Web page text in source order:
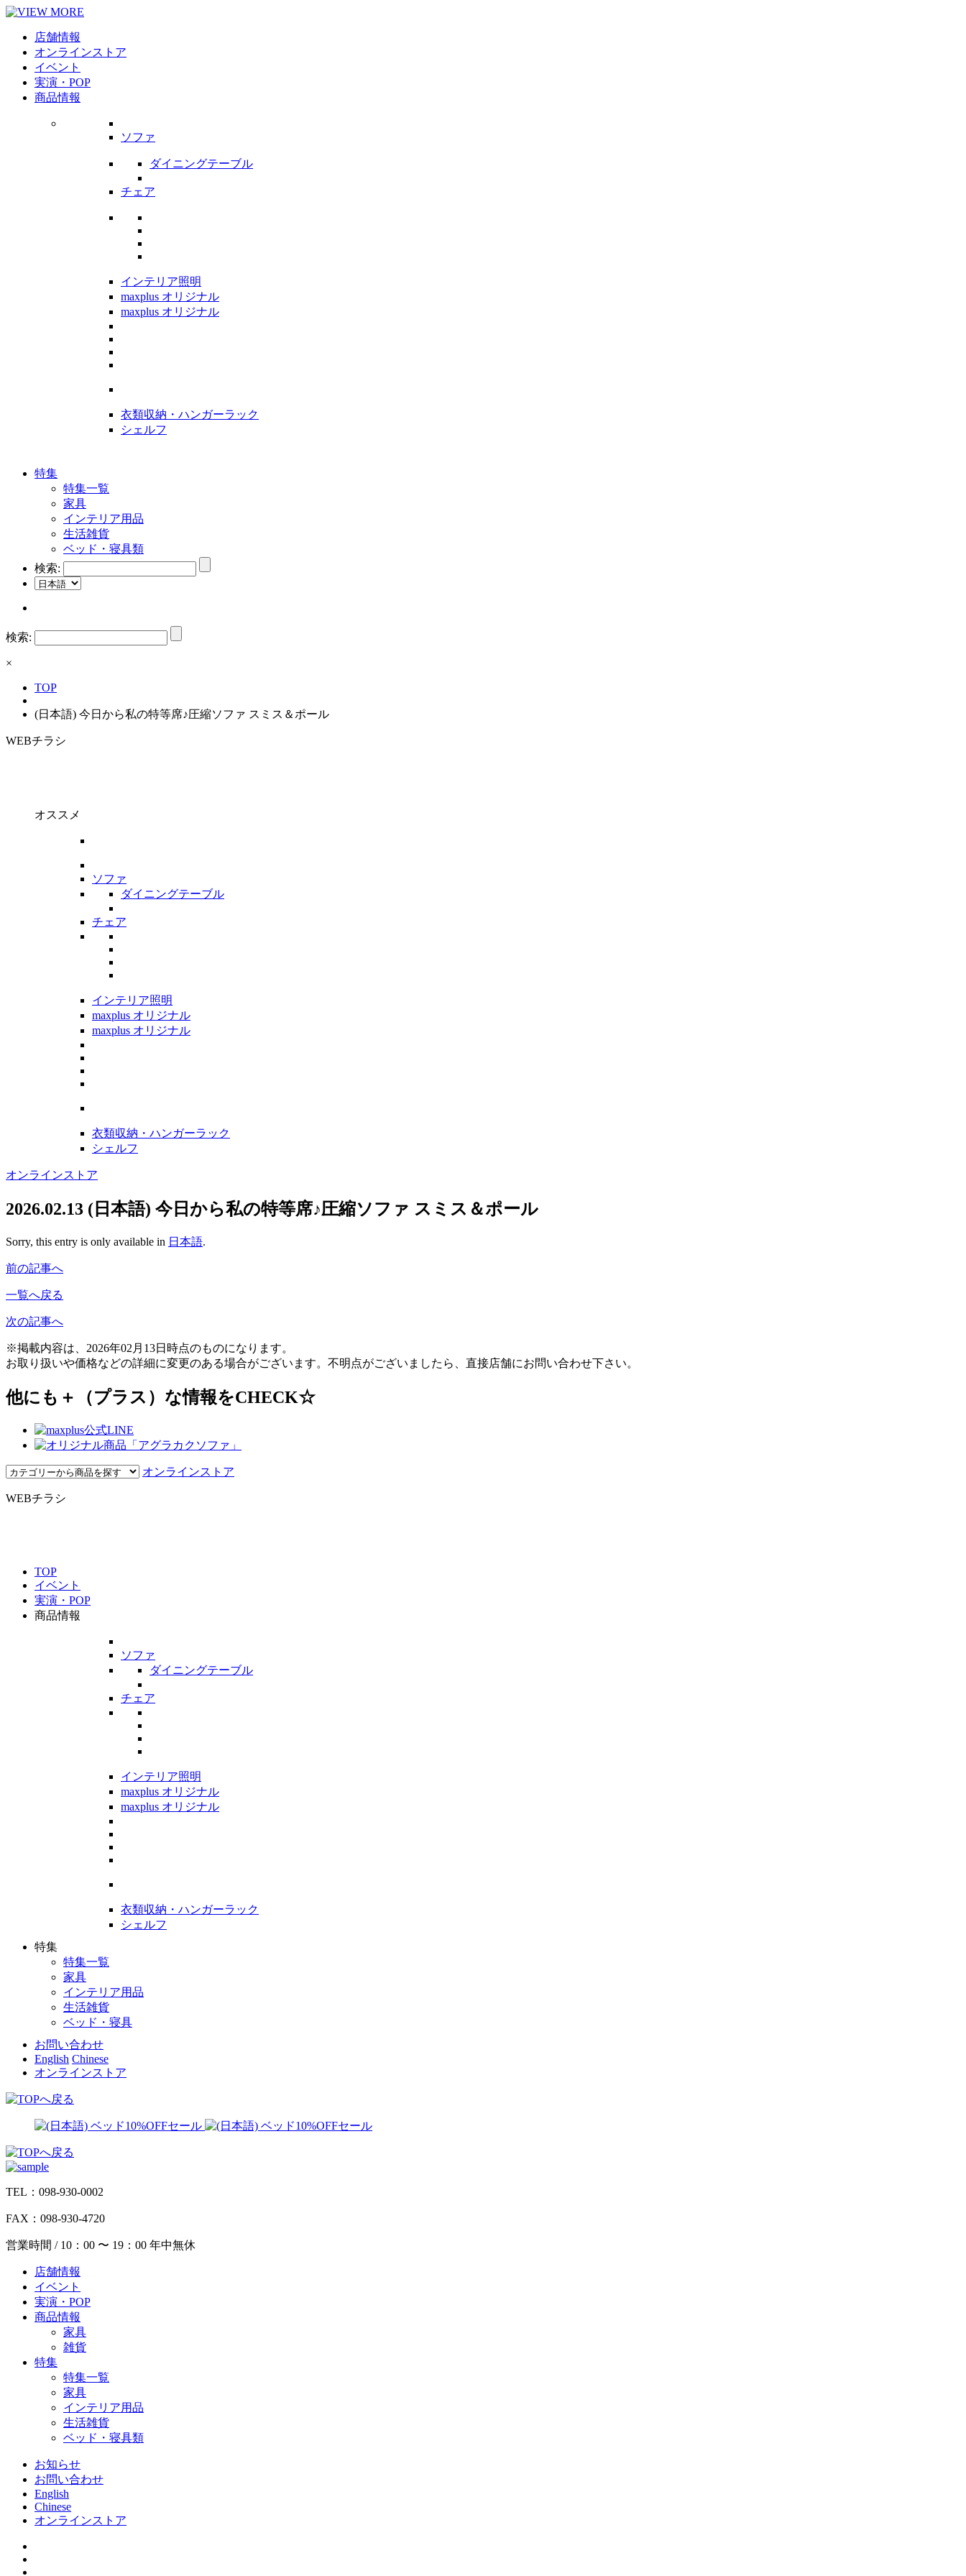
店舗情報
オンラインストア
イベント
実演・POP
商品情報
ソファ
ダイニングテーブル
チェア
インテリア照明
maxplus オリジナル
maxplus オリジナル
衣類収納・ハンガーラック
シェルフ
特集
特集一覧
家具
インテリア用品
生活雑貨
ベッド・寝具類
検索:
検索:
×
TOP
(日本語) 今日から私の特等席♪圧縮ソファ スミス＆ポール
WEBチラシ
オススメ
ソファ
ダイニングテーブル
チェア
インテリア照明
maxplus オリジナル
maxplus オリジナル
衣類収納・ハンガーラック
シェルフ
オンラインストア
2026.02.13 (日本語) 今日から私の特等席♪圧縮ソファ スミス＆ポール
Sorry, this entry is only available in 日本語.
前の記事へ
一覧へ戻る
次の記事へ
※掲載内容は、2026年02月13日時点のものになります。
お取り扱いや価格などの詳細に変更のある場合がございます。不明点がございましたら、直接店舗にお問い合わせ下さい。
他にも＋（プラス）な情報をCHECK☆
オンラインストア
WEBチラシ
TOP
イベント
実演・POP
商品情報
ソファ
ダイニングテーブル
チェア
インテリア照明
maxplus オリジナル
maxplus オリジナル
衣類収納・ハンガーラック
シェルフ
特集
特集一覧
家具
インテリア用品
生活雑貨
ベッド・寝具
お問い合わせ
English Chinese
オンラインストア
TEL：098-930-0002
FAX：098-930-4720
営業時間 / 10：00 〜 19：00 年中無休
店舗情報
イベント
実演・POP
商品情報
家具
雑貨
特集
特集一覧
家具
インテリア用品
生活雑貨
ベッド・寝具類
お知らせ
お問い合わせ
English
Chinese
オンラインストア